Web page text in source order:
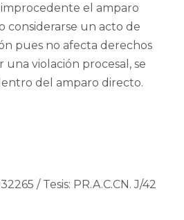
el amparo
considerarse un acto de
pues no afecta derechos
una violación procesal, se
del amparo directo.
/ Tesis: PR.A.C.CN. J/42